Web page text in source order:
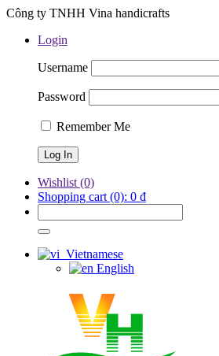
Công ty TNHH Vina handicrafts
Login
Username
Password
Remember Me
Wishlist (0)
Shopping cart (0): 0 ₫
Vietnamese
English